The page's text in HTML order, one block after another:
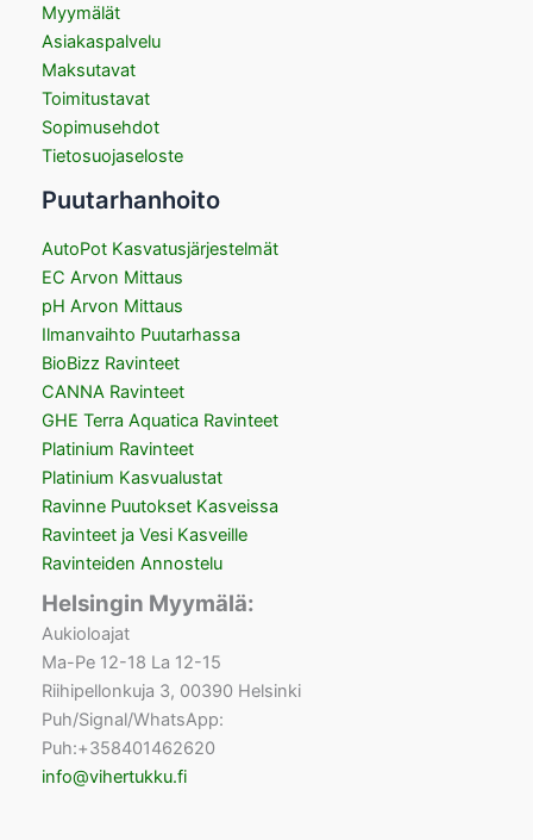
Myymälät
Asiakaspalvelu
Maksutavat
Toimitustavat
Sopimusehdot
Tietosuojaseloste
Puutarhanhoito
AutoPot Kasvatusjärjestelmät
EC Arvon Mittaus
pH Arvon Mittaus
Ilmanvaihto Puutarhassa
BioBizz Ravinteet
CANNA Ravinteet
GHE Terra Aquatica Ravinteet
Platinium Ravinteet
Platinium Kasvualustat
Ravinne Puutokset Kasveissa
Ravinteet ja Vesi Kasveille
Ravinteiden Annostelu
Helsingin Myymälä:
Aukioloajat
Ma-Pe 12-18 La 12-15
Riihipellonkuja 3, 00390 Helsinki
Puh/Signal/WhatsApp:
Puh:+358401462620
info@vihertukku.fi